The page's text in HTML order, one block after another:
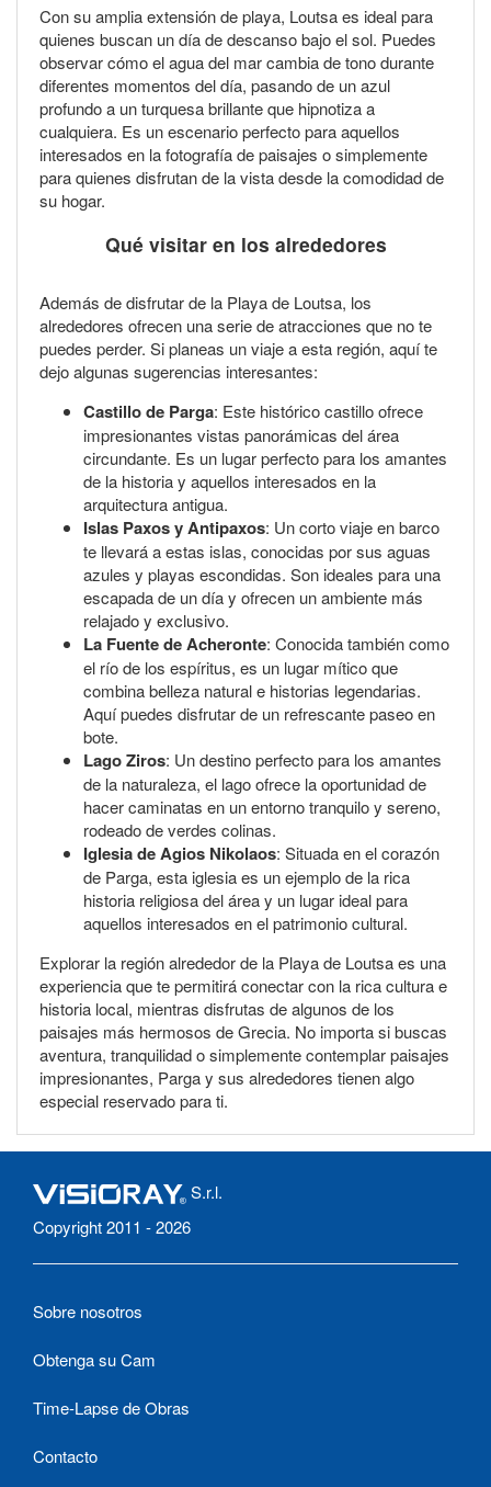
Con su amplia extensión de playa, Loutsa es ideal para
quienes buscan un día de descanso bajo el sol. Puedes
observar cómo el agua del mar cambia de tono durante
diferentes momentos del día, pasando de un azul
profundo a un turquesa brillante que hipnotiza a
cualquiera. Es un escenario perfecto para aquellos
interesados en la fotografía de paisajes o simplemente
para quienes disfrutan de la vista desde la comodidad de
su hogar.
Qué visitar en los alrededores
Además de disfrutar de la Playa de Loutsa, los
alrededores ofrecen una serie de atracciones que no te
puedes perder. Si planeas un viaje a esta región, aquí te
dejo algunas sugerencias interesantes:
Castillo de Parga: Este histórico castillo ofrece
impresionantes vistas panorámicas del área
circundante. Es un lugar perfecto para los amantes
de la historia y aquellos interesados en la
arquitectura antigua.
Islas Paxos y Antipaxos: Un corto viaje en barco
te llevará a estas islas, conocidas por sus aguas
azules y playas escondidas. Son ideales para una
escapada de un día y ofrecen un ambiente más
relajado y exclusivo.
La Fuente de Acheronte: Conocida también como
el río de los espíritus, es un lugar mítico que
combina belleza natural e historias legendarias.
Aquí puedes disfrutar de un refrescante paseo en
bote.
Lago Ziros: Un destino perfecto para los amantes
de la naturaleza, el lago ofrece la oportunidad de
hacer caminatas en un entorno tranquilo y sereno,
rodeado de verdes colinas.
Iglesia de Agios Nikolaos: Situada en el corazón
de Parga, esta iglesia es un ejemplo de la rica
historia religiosa del área y un lugar ideal para
aquellos interesados en el patrimonio cultural.
Explorar la región alrededor de la Playa de Loutsa es una
experiencia que te permitirá conectar con la rica cultura e
historia local, mientras disfrutas de algunos de los
paisajes más hermosos de Grecia. No importa si buscas
aventura, tranquilidad o simplemente contemplar paisajes
impresionantes, Parga y sus alrededores tienen algo
especial reservado para ti.
S.r.l.
Copyright 2011 - 2026
Sobre nosotros
Obtenga su Cam
Time-Lapse de Obras
Contacto